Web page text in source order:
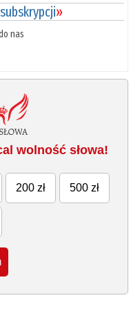
»
nas
wolność słowa!
200 zł 500 zł